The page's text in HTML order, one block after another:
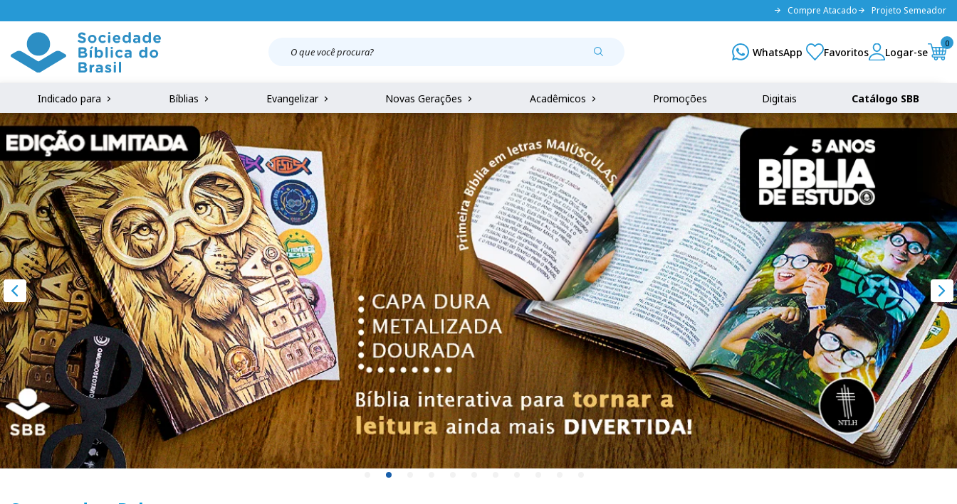
Compre Atacado Projeto Semeador
0
Indicado para Bíblias Evangelizar Novas Gerações Acadêmicos Promoções Digitais Catálogo SBB